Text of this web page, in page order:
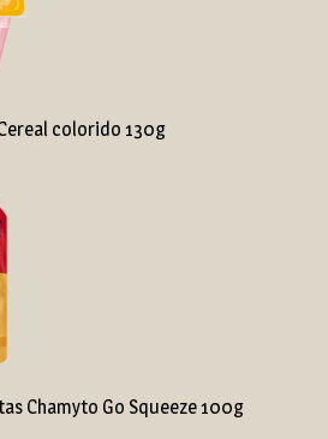
colorido 130g
Chamyto Go Squeeze 100g